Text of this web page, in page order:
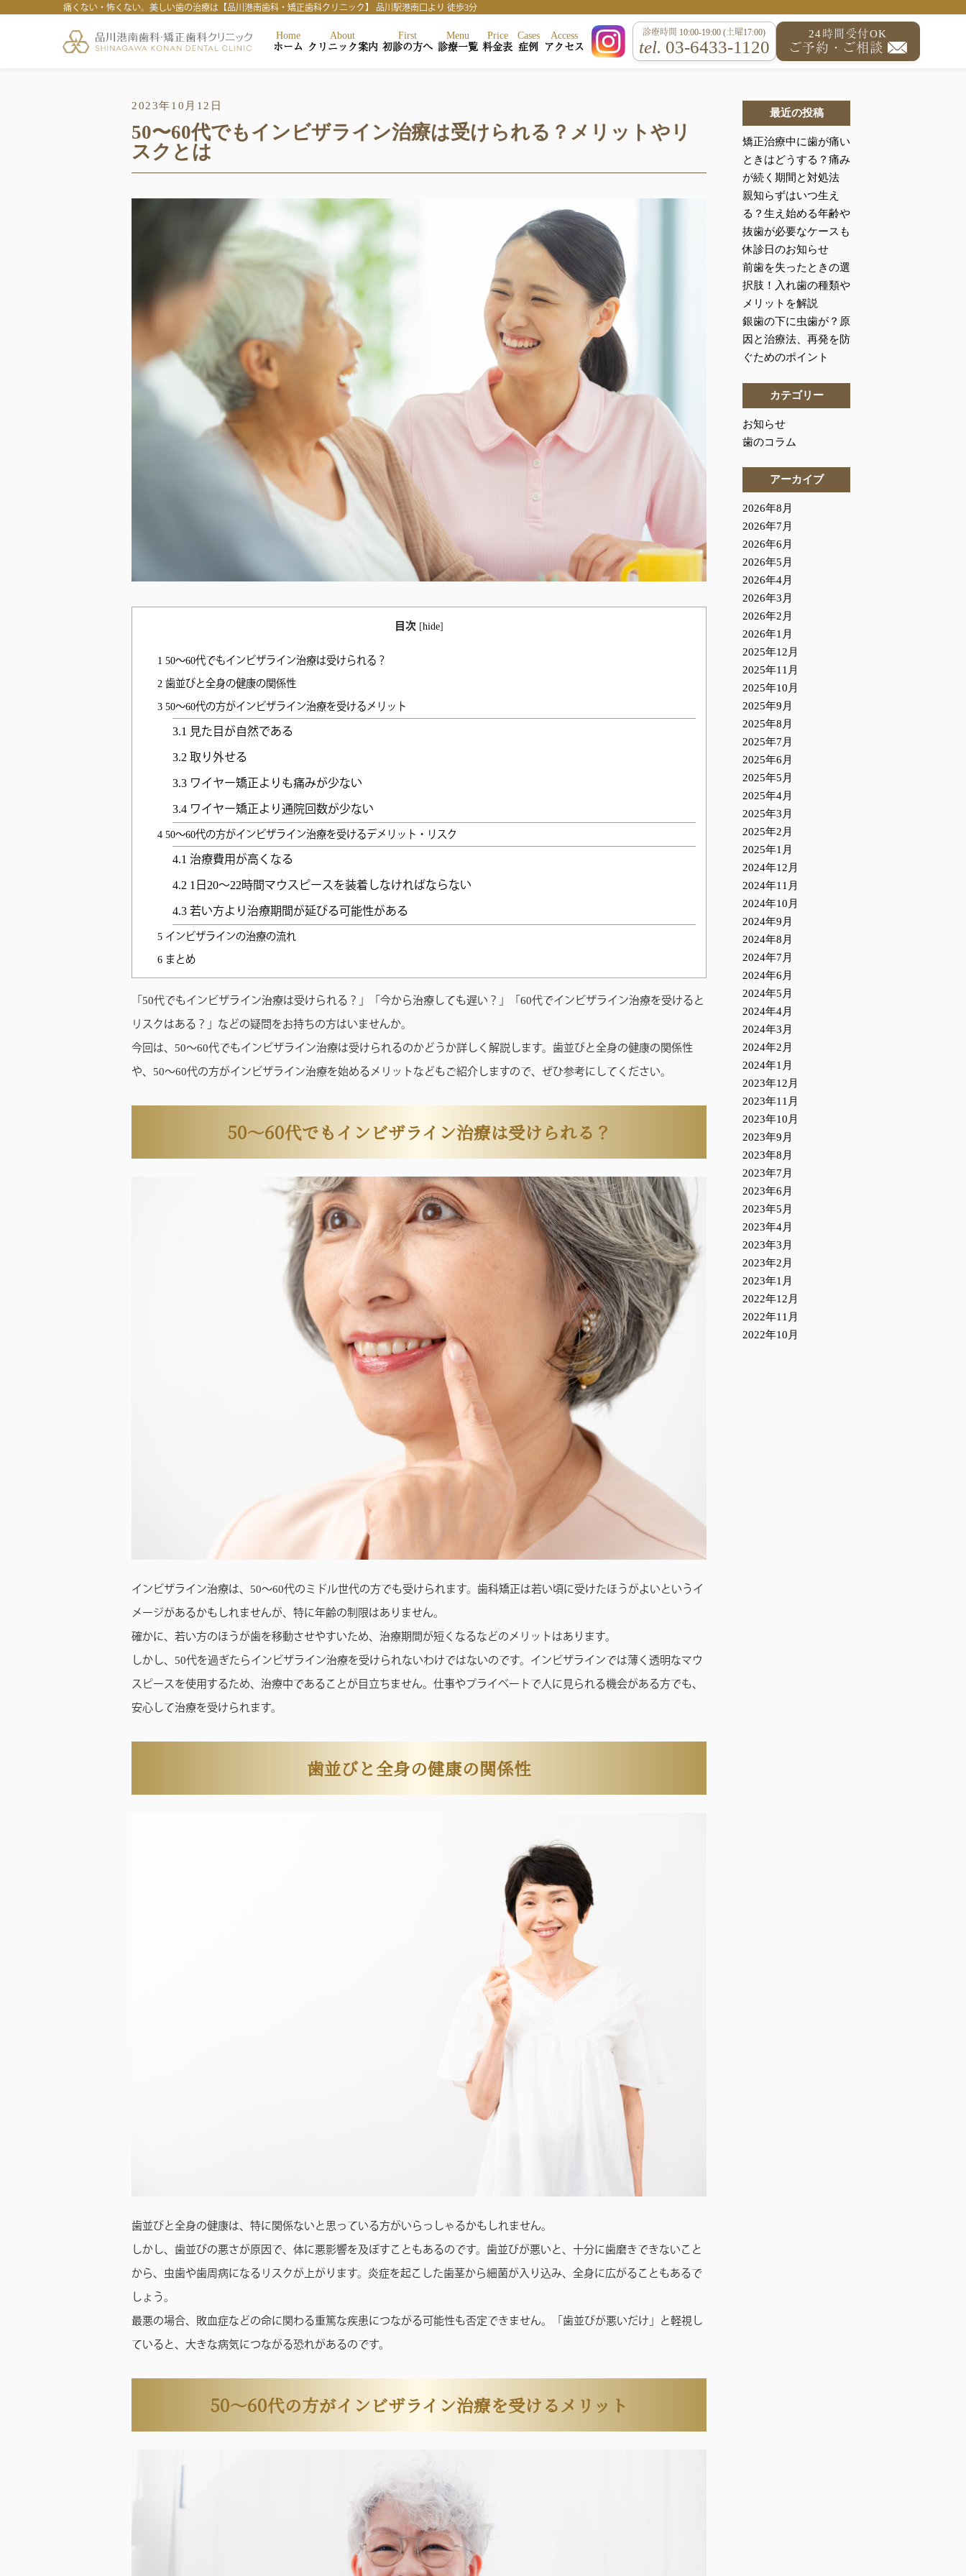
痛くない・怖くない。美しい歯の治療は【品川港南歯科・矯正歯科クリニック】 品川駅港南口より 徒歩3分
Home
ホーム
About
クリニック案内
First
初診の方へ
Menu
診療一覧
ボツリヌストキシン注射
虫歯治療
審美歯科
親知らず・口腔外科
Price
料金表
Cases
症例
Access
アクセス
診療時間 10:00-19:00 (土曜17:00)
tel. 03-6433-1120
24時間受付OK
ご予約・ご相談
2023年10月12日
50〜60代でもインビザライン治療は受けられる？メリットやリ
スクとは
目次 [hide]
1 50〜60代でもインビザライン治療は受けられる？
2 歯並びと全身の健康の関係性
3 50〜60代の方がインビザライン治療を受けるメリット
3.1 見た目が自然である
3.2 取り外せる
3.3 ワイヤー矯正よりも痛みが少ない
3.4 ワイヤー矯正より通院回数が少ない
4 50〜60代の方がインビザライン治療を受けるデメリット・リスク
4.1 治療費用が高くなる
4.2 1日20〜22時間マウスピースを装着しなければならない
4.3 若い方より治療期間が延びる可能性がある
5 インビザラインの治療の流れ
6 まとめ
「50代でもインビザライン治療は受けられる？」「今から治療しても遅い？」「60代でインビザライン治療を受けると
リスクはある？」などの疑問をお持ちの方はいませんか。
今回は、50〜60代でもインビザライン治療は受けられるのかどうか詳しく解説します。歯並びと全身の健康の関係性
や、50〜60代の方がインビザライン治療を始めるメリットなどもご紹介しますので、ぜひ参考にしてください。
50〜60代でもインビザライン治療は受けられる？
インビザライン治療は、50〜60代のミドル世代の方でも受けられます。歯科矯正は若い頃に受けたほうがよいというイ
メージがあるかもしれませんが、特に年齢の制限はありません。
確かに、若い方のほうが歯を移動させやすいため、治療期間が短くなるなどのメリットはあります。
しかし、50代を過ぎたらインビザライン治療を受けられないわけではないのです。インビザラインでは薄く透明なマウ
スピースを使用するため、治療中であることが目立ちません。仕事やプライベートで人に見られる機会がある方でも、
安心して治療を受けられます。
歯並びと全身の健康の関係性
歯並びと全身の健康は、特に関係ないと思っている方がいらっしゃるかもしれません。
しかし、歯並びの悪さが原因で、体に悪影響を及ぼすこともあるのです。歯並びが悪いと、十分に歯磨きできないこと
から、虫歯や歯周病になるリスクが上がります。炎症を起こした歯茎から細菌が入り込み、全身に広がることもあるで
しょう。
最悪の場合、敗血症などの命に関わる重篤な疾患につながる可能性も否定できません。「歯並びが悪いだけ」と軽視し
ていると、大きな病気につながる恐れがあるのです。
50〜60代の方がインビザライン治療を受けるメリット
最近の投稿
矯正治療中に歯が痛い
ときはどうする？痛み
が続く期間と対処法
親知らずはいつ生え
る？生え始める年齢や
抜歯が必要なケースも
休診日のお知らせ
前歯を失ったときの選
択肢！入れ歯の種類や
メリットを解説
銀歯の下に虫歯が？原
因と治療法、再発を防
ぐためのポイント
カテゴリー
お知らせ
歯のコラム
アーカイブ
2026年8月
2026年7月
2026年6月
2026年5月
2026年4月
2026年3月
2026年2月
2026年1月
2025年12月
2025年11月
2025年10月
2025年9月
2025年8月
2025年7月
2025年6月
2025年5月
2025年4月
2025年3月
2025年2月
2025年1月
2024年12月
2024年11月
2024年10月
2024年9月
2024年8月
2024年7月
2024年6月
2024年5月
2024年4月
2024年3月
2024年2月
2024年1月
2023年12月
2023年11月
2023年10月
2023年9月
2023年8月
2023年7月
2023年6月
2023年5月
2023年4月
2023年3月
2023年2月
2023年1月
2022年12月
2022年11月
2022年10月